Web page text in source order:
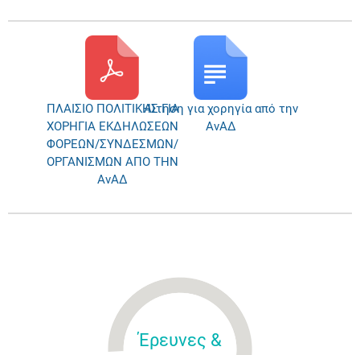
ΠΛΑΙΣΙΟ ΠΟΛΙΤΙΚΗΣ ΓΙΑ
ΧΟΡΗΓΙΑ ΕΚΔΗΛΩΣΕΩΝ
ΦΟΡΕΩΝ/ΣΥΝΔΕΣΜΩΝ/
ΟΡΓΑΝΙΣΜΩΝ ΑΠΟ ΤΗΝ
ΑνΑΔ
Αίτηση για χορηγία από την
ΑνΑΔ
Έρευνες &